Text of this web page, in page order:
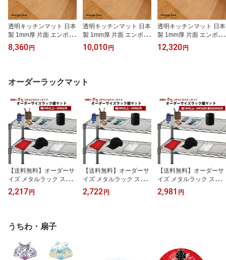
透明キッチンマット 日本
製 1mm厚 片面 エンボス
加工 60×90cm R＝5mm
特殊塩化ビニール製 床暖
キッチン フロアマット
フローリングマット 台所
ビニールシート 柘産業株
式会社
8,360 円
透明キッチンマット 日本
製 1mm厚 片面 エンボス
加工 60×120cm R＝5mm
特殊塩化ビニール製 床暖
キッチン フロアマット
フローリングマット 台所
ビニールシート 柘産業株
式会社
10,010 円
透明キッチンマット 日本
製 1mm厚 片面 エンボス
加工 60×150cm R＝5mm
特殊塩化ビニール製 床暖
ビニールシート 柘産業株
式会社
12,320 円
オーダーラックマット
【送料無料】オーダーサ
イズ メタルラック スチ
ールラック棚用マット 1.
5mm厚 300mm 奥行450
注 メタル ラック 棚板ビ
ニールシート ビニールマ
2,217 円
【送料無料】オーダーサ
イズ メタルラック スチ
ールラック棚用マット 1.
5mm厚 500mm 奥行450
2,722 円
【送料無料】オーダーサ
イズ メタルラック スチ
ールラック棚用マット 1.
5mm厚 300mm 奥行600
2,981 円
うちわ・扇子